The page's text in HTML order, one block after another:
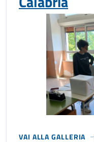
VAI ALLA GALLERIA